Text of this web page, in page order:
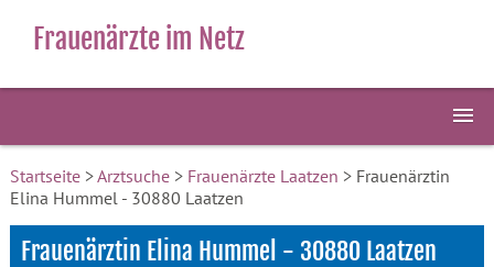
Frauenärzte im Netz
Startseite>Arztsuche> Frauenärzte Laatzen > Frauenärztin
Elina Hummel - 30880 Laatzen
Frauenärztin Elina Hummel - 30880 Laatzen